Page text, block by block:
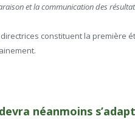
et la communication des
constituent la première
néanmoins